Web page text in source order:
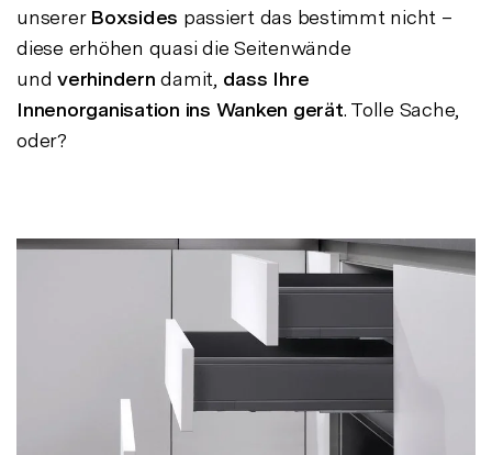
unserer Boxsides passiert das bestimmt nicht –
diese erhöhen quasi die Seitenwände
und verhindern damit, dass Ihre
Innenorganisation ins Wanken gerät. Tolle Sache,
oder?